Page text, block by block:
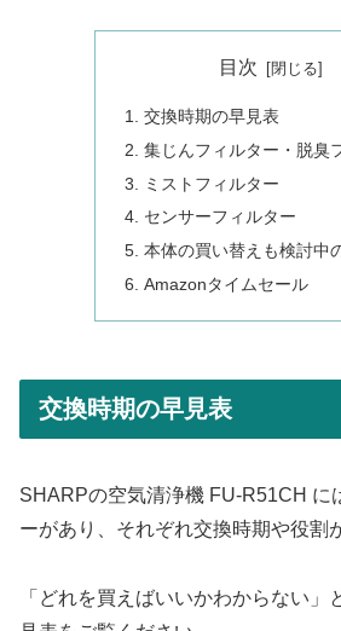
目次
交換時期の早見表
集じんフィルター・脱臭
ミストフィルター
センサーフィルター
本体の買い替えも検討中
Amazonタイムセール
交換時期の早見表
SHARPの空気清浄機 FU-R51CH に
ーがあり、それぞれ交換時期や役割
「どれを買えばいいかわからない」